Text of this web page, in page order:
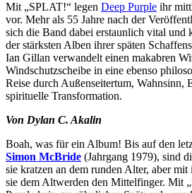
Mit „SPLAT!“ legen Deep Purple ihr
vor. Mehr als 55 Jahre nach der
sich die Band dabei erstaunlich vital und
der stärksten Alben ihrer späten
Ian Gillan verwandelt einen makabren
Windschutzscheibe in eine ebenso
Reise durch Außenseitertum, Wahnsinn,
spirituelle Transformation.
Von Dylan C. Akalin
Boah, was für ein Album! Bis auf den
Simon McBride (Jahrgang 1979), sind
sie kratzen an dem runden Alter, aber
sie dem Altwerden den Mittelfinger. Mit